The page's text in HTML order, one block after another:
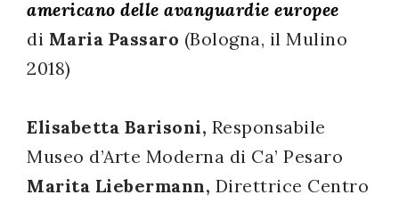
americano delle avanguardie europee
di Maria Passaro (Bologna, il Mulino
2018)
Elisabetta Barisoni, Responsabile
Museo d’Arte Moderna di Ca’ Pesaro
Marita Liebermann, Direttrice Centro